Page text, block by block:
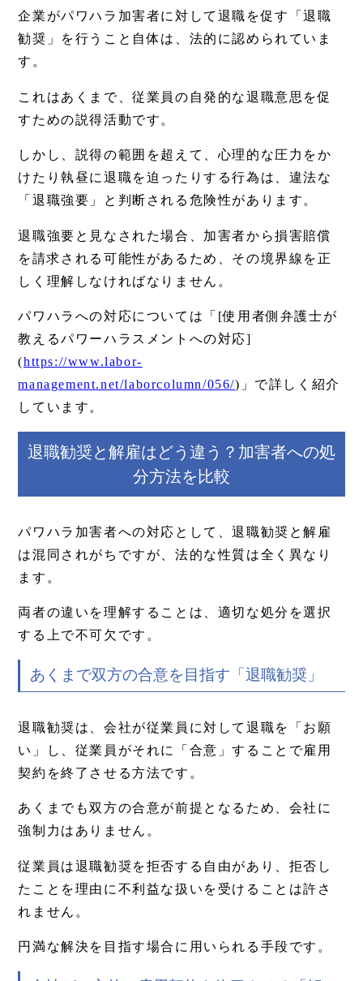
企業がパワハラ加害者に対して退職を促す「退職
勧奨」を行うこと自体は、法的に認められていま
す。
これはあくまで、従業員の自発的な退職意思を促
すための説得活動です。
しかし、説得の範囲を超えて、心理的な圧力をか
けたり執昼に退職を迫ったりする行為は、違法な
「退職強要」と判断される危険性があります。
退職強要と見なされた場合、加害者から損害賠償
を請求される可能性があるため、その境界線を正
しく理解しなければなりません。
パワハラへの対応については「[使用者側弁護士が
教えるパワーハラスメントへの対応]
(https://www.labor-
management.net/laborcolumn/056/)」で詳しく紹介
しています。
退職勧奨と解雇はどう違う？加害者への処
分方法を比較
パワハラ加害者への対応として、退職勧奨と解雇
は混同されがちですが、法的な性質は全く異なり
ます。
両者の違いを理解することは、適切な処分を選択
する上で不可欠です。
あくまで双方の合意を目指す「退職勧奨」
退職勧奨は、会社が従業員に対して退職を「お願
い」し、従業員がそれに「合意」することで雇用
契約を終了させる方法です。
あくまでも双方の合意が前提となるため、会社に
強制力はありません。
従業員は退職勧奨を拒否する自由があり、拒否し
たことを理由に不利益な扱いを受けることは許さ
れません。
円満な解決を目指す場合に用いられる手段です。